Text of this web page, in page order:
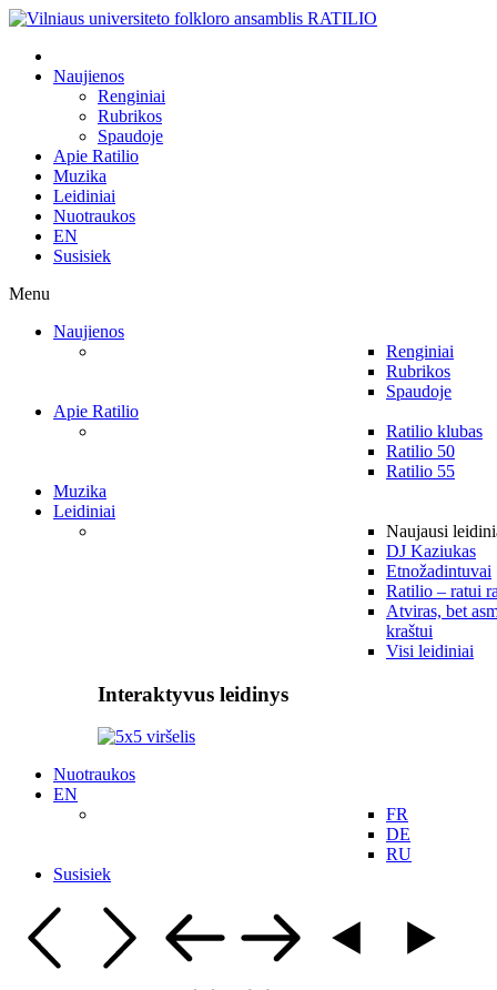
Naujienos
Renginiai
Rubrikos
Spaudoje
Apie Ratilio
Muzika
Leidiniai
Nuotraukos
EN
Susisiek
Menu
Naujienos
Renginiai
Rubrikos
Spaudoje
Apie Ratilio
Ratilio klubas
Ratilio 50
Ratilio 55
Muzika
Leidiniai
Naujausi
DJ Kaziukas
Etnožadintuvai
Ratilio – ratui
Atviras, bet
kraštui
Visi leidiniai
Interaktyvus leidinys
Nuotraukos
EN
FR
DE
RU
Susisiek